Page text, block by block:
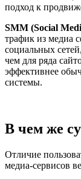
подход к
SMM (Social
трафик из медиа
социальных
чем для ряда
эффективнее
системы.
В чем же
Отличие
медиа-сервисов